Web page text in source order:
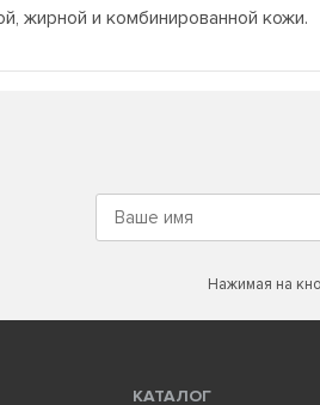
жирной и комбинированной кожи.
Нажимая на
КАТАЛОГ